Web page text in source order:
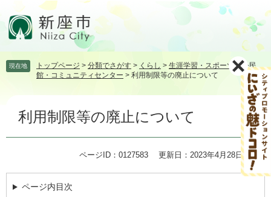
頭飛 現在地 トップページ > 分類でさがす > くらし > 生涯学習・スポーツ >公民
館・コミュニティセンター > 利用制限等の廃止について
利用制限等の廃止について
ページID：0127583 更新日：2023年4月28日更新
ページ内目次